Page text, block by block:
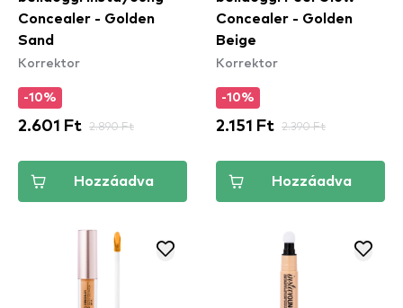
Concealer - Golden
Sand
Korrektor
-10%
2.601 Ft 2.890 Ft
Hozzáadva
Concealer - Golden
Beige
Korrektor
-10%
2.151 Ft 2.390 Ft
Hozzáadva